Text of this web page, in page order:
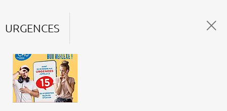
URGENCES